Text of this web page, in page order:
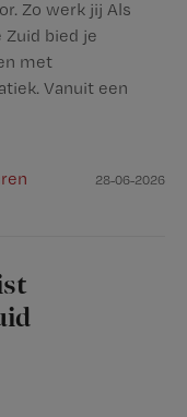
Zo werk jij Als
Zuid bied je
met
Vanuit een
28-06-2026